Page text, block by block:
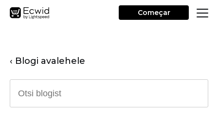
Começar
‹ Blogi avalehele